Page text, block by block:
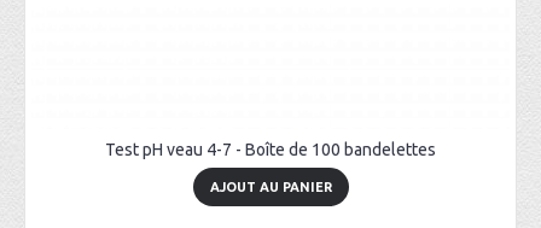
Test pH veau 4-7 - Boîte de 100 bandelettes
AJOUT AU PANIER